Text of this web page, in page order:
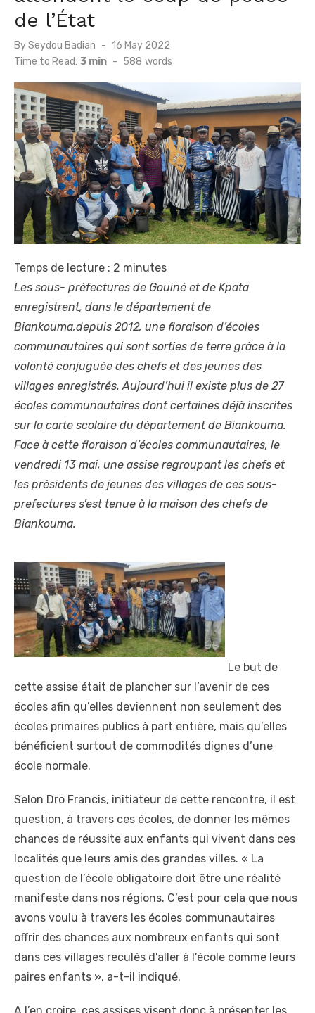
de l’État
BySeydou Badian
Posted
16 May 2022
Time to Read: 3 min - 588 words
Temps de lecture : 2 minutes
Les sous- préfectures de Gouiné et de Kpata
enregistrent, dans le département de
Biankouma,depuis 2012, une floraison d’écoles
communautaires qui sont sorties de terre grâce à la
volonté conjuguée des chefs et des jeunes des
villages enregistrés. Aujourd’hui il existe plus de 27
écoles communautaires dont certaines déjà inscrites
sur la carte scolaire du département de Biankouma.
Face à cette floraison d’écoles communautaires, le
vendredi 13 mai, une assise regroupant les chefs et
les présidents de jeunes des villages de ces sous-
prefectures s’est tenue à la maison des chefs de
Biankouma.
Le but de
cette assise était de plancher sur l’avenir de ces
écoles afin qu’elles deviennent non seulement des
écoles primaires publics à part entière, mais qu’elles
bénéficient surtout de commodités dignes d’une
école normale.
Selon Dro Francis, initiateur de cette rencontre, il est
question, à travers ces écoles, de donner les mêmes
chances de réussite aux enfants qui vivent dans ces
localités que leurs amis des grandes villes. « La
question de l’école obligatoire doit être une réalité
manifeste dans nos régions. C’est pour cela que nous
avons voulu à travers les écoles communautaires
offrir des chances aux nombreux enfants qui sont
dans ces villages reculés d’aller à l’école comme leurs
paires enfants », a-t-il indiqué.